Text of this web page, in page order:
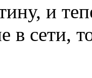
и
в сети,